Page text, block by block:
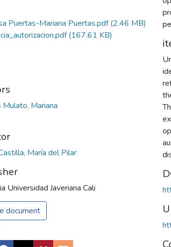
Puertas-Mariana Puertas.pdf(2.46 MB)
(167.61 KB)
Mulato, Mariana
Universidad Javeriana Cali
document